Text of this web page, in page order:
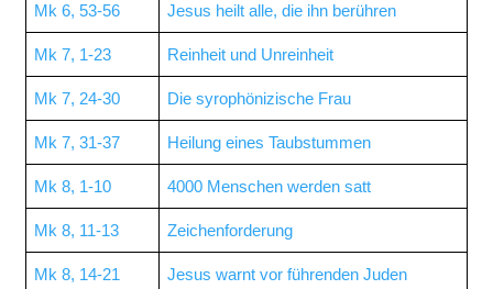
Mk 6, 53-56 Jesus heilt alle, die ihn berühren
Mk 7, 1-23 Reinheit und Unreinheit
Mk 7, 24-30 Die syrophönizische Frau
Mk 7, 31-37 Heilung eines Taubstummen
Mk 8, 1-10 4000 Menschen werden satt
Mk 8, 11-13 Zeichenforderung
Mk 8, 14-21 Jesus warnt vor führenden Juden